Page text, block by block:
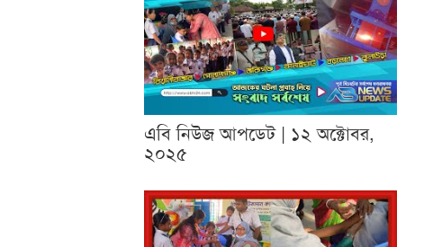
এবি নিউজ আপডেট | ১২ অক্টোবর,
২০২৫